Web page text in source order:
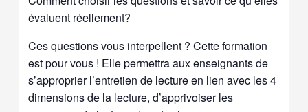
évaluent réellement?
Ces questions vous interpellent ? Cette formation
est pour vous ! Elle permettra aux enseignants de
s’approprier l’entretien de lecture en lien avec les 4
dimensions de la lecture, d’apprivoiser les